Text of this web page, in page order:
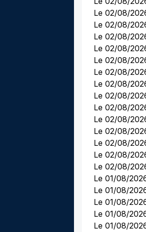
Le 02/08/
Le 02/08/
Le 02/08/
Le 02/08/
Le 02/08/
Le 02/08/
Le 02/08/
Le 02/08/
Le 02/08/
Le 02/08/
Le 02/08/
Le 02/08/
Le 02/08/
Le 02/08/
Le 01/08/
Le 01/08/
Le 01/08/
Le 01/08/
Le 01/08/